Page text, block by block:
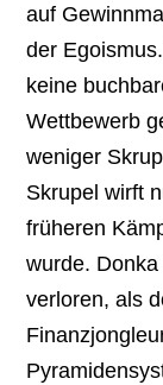
auf
der
keine
Wettbewerb
weniger
Skrupel wirft
früheren
wurde.
verloren, als